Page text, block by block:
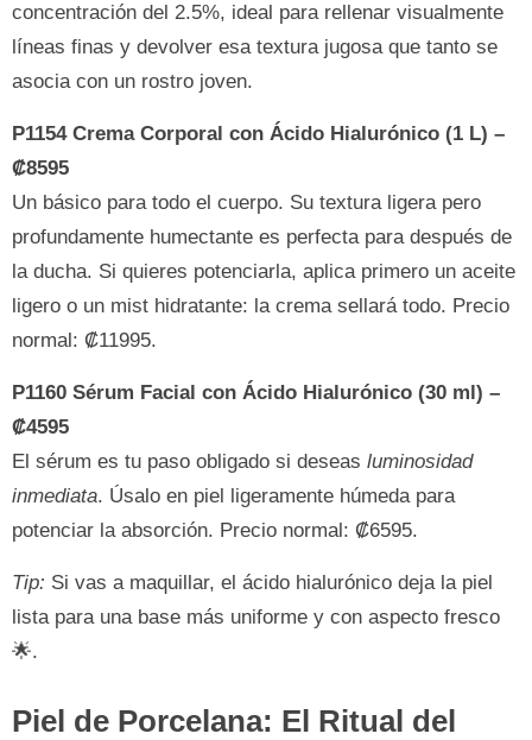
concentración del 2.5%, ideal para rellenar visualmente
líneas finas y devolver esa textura jugosa que tanto se
asocia con un rostro joven.
P1154 Crema Corporal con Ácido Hialurónico (1 L) –
₡8595
Un básico para todo el cuerpo. Su textura ligera pero
profundamente humectante es perfecta para después de
la ducha. Si quieres potenciarla, aplica primero un aceite
ligero o un mist hidratante: la crema sellará todo. Precio
normal: ₡11995.
P1160 Sérum Facial con Ácido Hialurónico (30 ml) –
₡4595
El sérum es tu paso obligado si deseas luminosidad
inmediata. Úsalo en piel ligeramente húmeda para
potenciar la absorción. Precio normal: ₡6595.
Tip: Si vas a maquillar, el ácido hialurónico deja la piel
lista para una base más uniforme y con aspecto fresco
🌟.
Piel de Porcelana: El Ritual del